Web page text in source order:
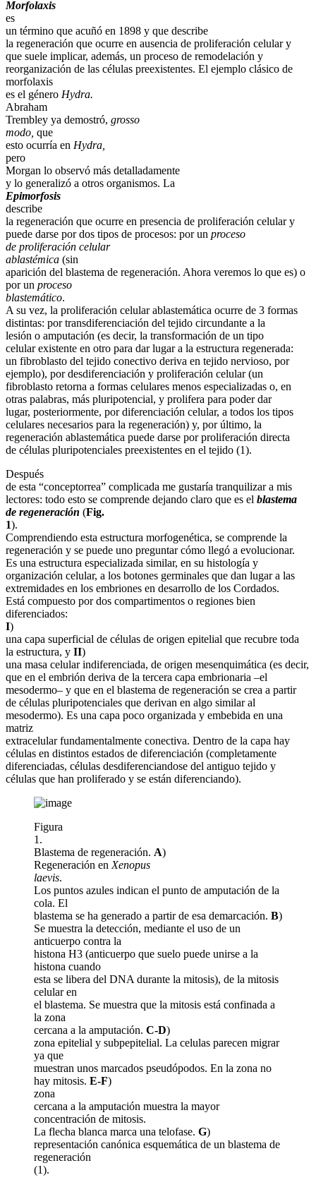
Morfolaxis
es
un término que acuñó en 1898 y que describe
la regeneración que ocurre en ausencia de proliferación celular y
que suele implicar, además, un proceso de remodelación y
reorganización de las células preexistentes. El ejemplo clásico de
morfolaxis
es el género Hydra.
Abraham
Trembley ya demostró, grosso
modo, que
esto ocurría en Hydra,
pero
Morgan lo observó más detalladamente
y lo generalizó a otros organismos. La
Epimorfosis
describe
la regeneración que ocurre en presencia de proliferación celular y
puede darse por dos tipos de procesos: por un proceso
de proliferación celular
ablastémica (sin
aparición del blastema de regeneración. Ahora veremos lo que es) o
por un proceso
blastemático.
A su vez, la proliferación celular ablastemática ocurre de 3 formas
distintas: por transdiferenciación del tejido circundante a la
lesión o amputación (es decir, la transformación de un tipo
celular existente en otro para dar lugar a la estructura regenerada:
un fibroblasto del tejido conectivo deriva en tejido nervioso, por
ejemplo), por desdiferenciación y proliferación celular (un
fibroblasto retorna a formas celulares menos especializadas o, en
otras palabras, más pluripotencial, y prolifera para poder dar
lugar, posteriormente, por diferenciación celular, a todos los tipos
celulares necesarios para la regeneración) y, por último, la
regeneración ablastemática puede darse por proliferación directa
de células pluripotenciales preexistentes en el tejido (1).
Después
de esta “conceptorrea” complicada me gustaría tranquilizar a mis
lectores: todo esto se comprende dejando claro que es el blastema
de regeneración (Fig.
1).
Comprendiendo esta estructura morfogenética, se comprende la
regeneración y se puede uno preguntar cómo llegó a evolucionar.
Es una estructura especializada similar, en su histología y
organización celular, a los botones germinales que dan lugar a las
extremidades en los embriones en desarrollo de los Cordados.
Está compuesto por dos compartimentos o regiones bien
diferenciados:
I)
una capa superficial de células de origen epitelial que recubre toda
la estructura, y II)
una masa celular indiferenciada, de origen mesenquimática (es decir,
que en el embrión deriva de la tercera capa embrionaria –el
mesodermo– y que en el blastema de regeneración se crea a partir
de células pluripotenciales que derivan en algo similar al
mesodermo). Es una capa poco organizada y embebida en una
matriz
extracelular fundamentalmente conectiva. Dentro de la capa hay
células en distintos estados de diferenciación (completamente
diferenciadas, células desdiferenciandose del antiguo tejido y
células que han proliferado y se están diferenciando).
Figura
1.
Blastema de regeneración. A)
Regeneración en Xenopus
laevis.
Los puntos azules indican el punto de amputación de la
cola. El
blastema se ha generado a partir de esa demarcación. B)
Se muestra la detección, mediante el uso de un
anticuerpo contra la
histona H3 (anticuerpo que suelo puede unirse a la
histona cuando
esta se libera del DNA durante la mitosis), de la mitosis
celular en
el blastema. Se muestra que la mitosis está confinada a
la zona
cercana a la amputación. C-D)
zona epitelial y subpepitelial. La celulas parecen migrar
ya que
muestran unos marcados pseudópodos. En la zona no
hay mitosis. E-F)
zona
cercana a la amputación muestra la mayor
concentración de mitosis.
La flecha blanca marca una telofase. G)
representación canónica esquemática de un blastema de
regeneración
(1).